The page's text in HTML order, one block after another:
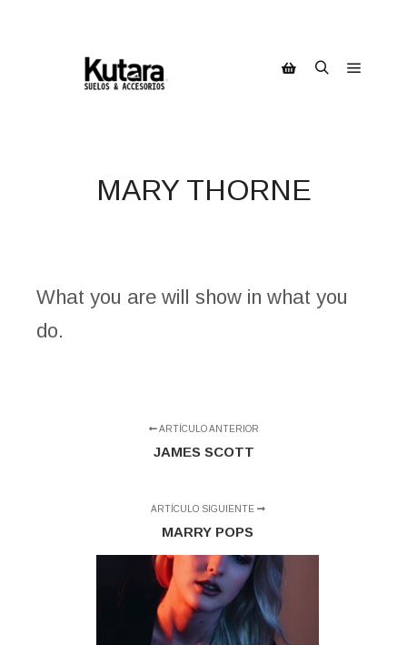
MARY THORNE
What you are will show in what you
do.
ARTÍCULO ANTERIOR
JAMES SCOTT
ARTÍCULO SIGUIENTE
MARRY POPS